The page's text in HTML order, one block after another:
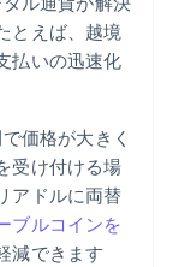
とえば、越境
払いの迅速化
価格が大きく
受け付ける場
アドルに両替
ブルコインを
減できます